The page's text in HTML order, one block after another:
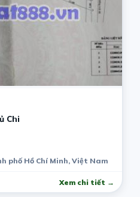
Chi
phố Hồ Chí Minh, Việt Nam
Xem chi tiết →